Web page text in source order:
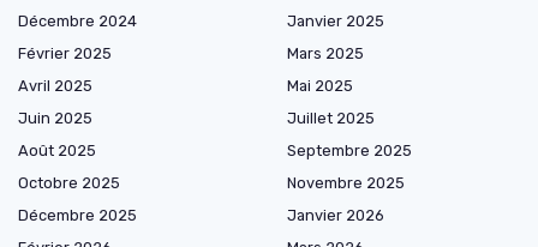
Décembre 2024
Janvier 2025
Février 2025
Mars 2025
Avril 2025
Mai 2025
Juin 2025
Juillet 2025
Août 2025
Septembre 2025
Octobre 2025
Novembre 2025
Décembre 2025
Janvier 2026